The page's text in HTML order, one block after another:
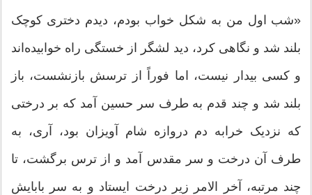
«شب اول من به شکل خواب بودم،‌ دیدم دختری کوچک
بلند شد و نگاهی کرد، دید لشگر از خستگی راه خوابیده‌اند
و کسی بیدار نیست، اما فوراً از ترسش بازنشست، باز
بلند شد و چند قدم به طرف سر حسین آمد که بر درختی
که نزدیک خرابه دم دروازه شام آویزان بود، آری،‌ به
طرف آن درخت و سر مقدس آمد و از ترس برگشت،‌ تا
چند مرتبه، آخر الامر زیر درخت ایستاد و به سر بابایش